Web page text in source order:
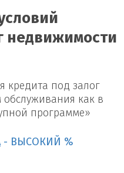
недвижимости
кредита под залог
как в
программе»
- ВЫСОКИЙ %